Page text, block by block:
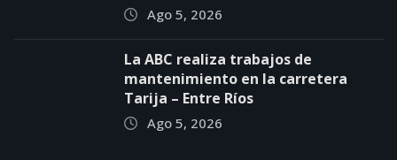
Ago 5, 2026
La ABC realiza trabajos de
mantenimiento en la carretera
Tarija – Entre Ríos
Ago 5, 2026